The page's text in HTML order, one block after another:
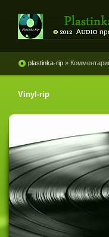
винила и
plastinka-rip »
Vinyl-rip